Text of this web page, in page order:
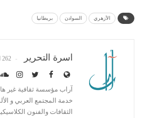
الأزهري السوادن بريطانيا
اسرة التحرير 262 المقالات
آراب مؤسسة ثقافية غير
خدمة المجتمع العربي و
الثقافات والفنون